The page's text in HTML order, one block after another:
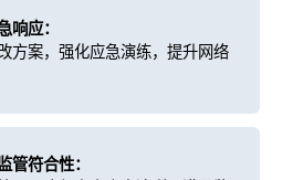
响应：
方案，强化应急演练，提升网络
管符合性：